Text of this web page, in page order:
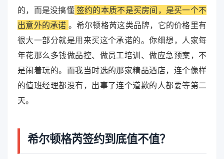
的，而是没搞懂 签约的本质不是买房间，是买一个不
出意外的承诺 。希尔顿格芮这类品牌，它的价格里有
很大一部分就是用来买这个承诺的。你细想，人家每
年花那么多钱做品控、做员工培训、做应急预案，不
是闹着玩的。而我当时选的那家精品酒店，连个像样
的值班经理都没有，出事了连个道歉的人都要等第二
天。
希尔顿格芮签约到底值不值？